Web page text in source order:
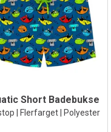
Short Badebukse
| Flerfarget | Polyester